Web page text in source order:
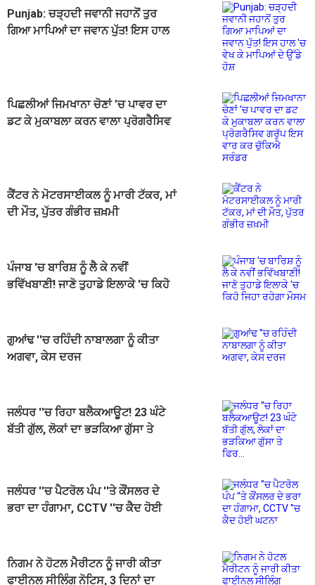
Punjab: ਚੜ੍ਹਦੀ ਜਵਾਨੀ ਜਹਾਨੋਂ ਤੁਰ
ਗਿਆ ਮਾਪਿਆਂ ਦਾ ਜਵਾਨ ਪੁੱਤ! ਇਸ ਹਾਲ
ਪਿਛਲੀਆਂ ਜਿਮਖਾਨਾ ਚੋਣਾਂ ’ਚ ਪਾਵਰ ਦਾ
ਡਟ ਕੇ ਮੁਕਾਬਲਾ ਕਰਨ ਵਾਲਾ ਪ੍ਰੋਗਰੈਸਿਵ
ਕੈਂਟਰ ਨੇ ਮੋਟਰਸਾਈਕਲ ਨੂੰ ਮਾਰੀ ਟੱਕਰ, ਮਾਂ
ਦੀ ਮੌਤ, ਪੁੱਤਰ ਗੰਭੀਰ ਜ਼ਖ਼ਮੀ
ਪੰਜਾਬ 'ਚ ਬਾਰਿਸ਼ ਨੂੰ ਲੈ ਕੇ ਨਵੀਂ
ਭਵਿੱਖਬਾਣੀ! ਜਾਣੋ ਤੁਹਾਡੇ ਇਲਾਕੇ 'ਚ ਕਿਹੋ
ਗੁਆਂਢ ''ਚ ਰਹਿੰਦੀ ਨਾਬਾਲਗਾ ਨੂੰ ਕੀਤਾ
ਅਗਵਾ, ਕੇਸ ਦਰਜ
ਜਲੰਧਰ ''ਚ ਰਿਹਾ ਬਲੈਕਆਊਟ! 23 ਘੰਟੇ
ਬੱਤੀ ਗੁੱਲ, ਲੋਕਾਂ ਦਾ ਭੜਕਿਆ ਗੁੱਸਾ ਤੇ
ਜਲੰਧਰ ''ਚ ਪੈਟਰੋਲ ਪੰਪ ''ਤੇ ਕੌਂਸਲਰ ਦੇ
ਭਰਾ ਦਾ ਹੰਗਾਮਾ, CCTV ''ਚ ਕੈਦ ਹੋਈ
ਨਿਗਮ ਨੇ ਹੋਟਲ ਮੈਰੀਟਨ ਨੂੰ ਜਾਰੀ ਕੀਤਾ
ਫਾਈਨਲ ਸੀਲਿੰਗ ਨੋਟਿਸ, 3 ਦਿਨਾਂ ਦਾ